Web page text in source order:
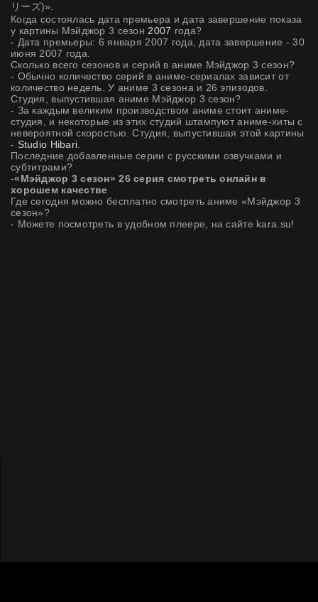
リーズ)».
Когда состоялась дата премьера и дата завершение показа
у картины Мэйджор 3 сезон 2007 года?
- Дата премьеры: 6 января 2007 года, дата завершение - 30
июня 2007 года.
Сколько всего сезонов и серий в аниме Мэйджор 3 сезон?
- Обычно количество серий в аниме-сериалах зависит от
количество недель. У аниме 3 сезона и 26 эпизодов.
Студия, выпустившая аниме Мэйджор 3 сезон?
- За каждым великим производством аниме стоит аниме-
студия, и некоторые из этих студий штампуют аниме-хиты с
невероятной скоростью. Студия, выпустившая этой картины
- Studio Hibari
Последние добавленные серии с русскими озвучками и
субтитрами?
-«Мэйджор 3 сезон» 26 серия смотреть онлайн в
хорошем качестве
Где сегодня можно бесплатно смотреть аниме «Мэйджор 3
сезон»?
- Можете посмотреть в удобном плеере, на сайте kara.su!